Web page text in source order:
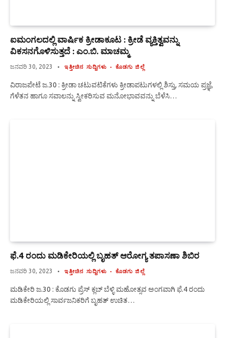
ಐಮಂಗಲದಲ್ಲಿ ವಾರ್ಷಿಕ ಕ್ರೀಡಾಕೂಟ : ಕ್ರೀಡೆ ವ್ಯಕ್ತಿತ್ವವನ್ನು
ವಿಕಸನಗೊಳಿಸುತ್ತದೆ : ಎಂ.ಬಿ. ಮಾಚಮ್ಮ
ಜನವರಿ 30, 2023 ಇತ್ತೀಚಿನ ಸುದ್ದಿಗಳು ಕೊಡಗು ಜಿಲ್ಲೆ
ವಿರಾಜಪೇಟೆ ಜ.30 : ಕ್ರೀಡಾ ಚಟುವಟಿಕೆಗಳು ಕ್ರೀಡಾಪಟುಗಳಲ್ಲಿ ಶಿಸ್ತು, ಸಮಯ ಪ್ರಜ್ಞೆ,
ಗೆಳೆತನ ಹಾಗೂ ಸವಾಲನ್ನು ಸ್ವೀಕರಿಸುವ ಮನೋಭಾವವನ್ನು ಬೆಳೆಸಿ…
ಫೆ.4 ರಂದು ಮಡಿಕೇರಿಯಲ್ಲಿ ಬೃಹತ್ ಆರೋಗ್ಯ ತಪಾಸಣಾ ಶಿಬಿರ
ಜನವರಿ 30, 2023 ಇತ್ತೀಚಿನ ಸುದ್ದಿಗಳು ಕೊಡಗು ಜಿಲ್ಲೆ
ಮಡಿಕೇರಿ ಜ.30 : ಕೊಡಗು ಪ್ರೆಸ್ ಕ್ಲಬ್ ಬೆಳ್ಳಿ ಮಹೋತ್ಸವ ಅಂಗವಾಗಿ ಫೆ.4 ರಂದು
ಮಡಿಕೇರಿಯಲ್ಲಿ ಸಾರ್ವಜನಿಕರಿಗೆ ಬೃಹತ್ ಉಚಿತ…